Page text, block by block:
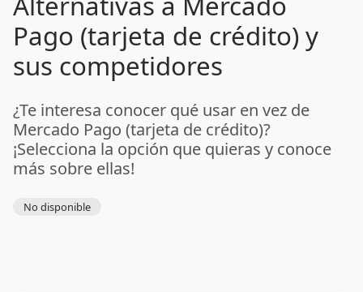
Pago (tarjeta de crédito) y
sus competidores
¿Te interesa conocer qué usar en vez de
Mercado Pago (tarjeta de crédito)?
¡Selecciona la opción que quieras y conoce
más sobre ellas!
No disponible